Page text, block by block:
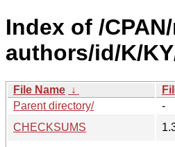
Index of /
authors/id/K/
File Name ↓
Parent directory/
-
CHECKSUMS